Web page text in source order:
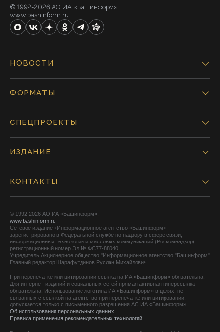
© 1992-2026 АО ИА «Башинформ».
www.bashinform.ru
НОВОСТИ
ФОРМАТЫ
СПЕЦПРОЕКТЫ
ИЗДАНИЕ
КОНТАКТЫ
© 1992-2026 АО ИА «Башинформ».
www.bashinform.ru
Сетевое издание «Информационное агентство «Башинформ»
зарегистрировано в Федеральной службе по надзору в сфере связи,
информационных технологий и массовых коммуникаций (Роскомнадзор),
регистрационный номер Эл № ФС77-88040
Учредитель Акционерное общество "Информационное агентство "Башинформ"
Главный редактор Шарафутдинов Руслан Михайлович
При перепечатке или цитировании ссылка на ИА «Башинформ» обязательна.
Для интернет-изданий и социальных сетей прямая активная гиперссылка
обязательна. Использование логотипа ИА «Башинформ» в целях, не
связанных с ссылкой на агентство при перепечатке или цитировании,
допускается только с письменного разрешения АО ИА «Башинформ».
Об использовании персональных данных
Правила применения рекомендательных технологий